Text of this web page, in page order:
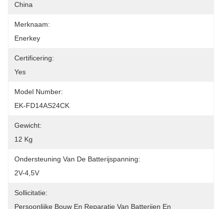
China
Merknaam:
Enerkey
Certificering:
Yes
Model Number:
EK-FD14AS24CK
Gewicht:
12 Kg
Ondersteuning Van De Batterijspanning:
2V-4,5V
Sollicitatie:
Persoonlijke Bouw En Reparatie Van Batterijen En